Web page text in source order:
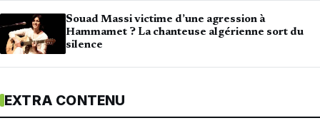
Souad Massi victime d’une agression à
Hammamet ? La chanteuse algérienne sort du
silence
EXTRA CONTENU